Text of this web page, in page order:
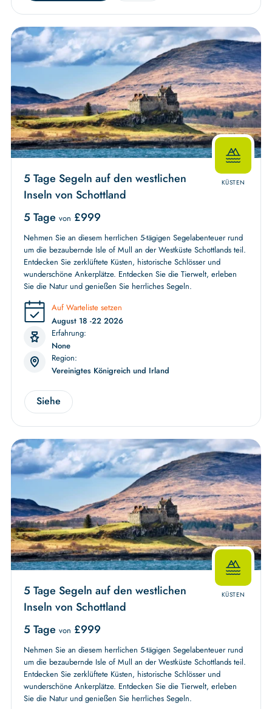
KÜSTEN
5 Tage Segeln auf den westlichen
Inseln von Schottland
5 Tage von £999
Nehmen Sie an diesem herrlichen 5-tägigen Segelabenteuer rund
um die bezaubernde Isle of Mull an der Westküste Schottlands teil.
Entdecken Sie zerklüftete Küsten, historische Schlösser und
wunderschöne Ankerplätze. Entdecken Sie die Tierwelt, erleben
Sie die Natur und genießen Sie herrliches Segeln.
Auf Warteliste setzen
August 18 -22 2026
Erfahrung:
None
Region:
Vereinigtes Königreich und Irland
Siehe
KÜSTEN
5 Tage Segeln auf den westlichen
Inseln von Schottland
5 Tage von £999
Nehmen Sie an diesem herrlichen 5-tägigen Segelabenteuer rund
um die bezaubernde Isle of Mull an der Westküste Schottlands teil.
Entdecken Sie zerklüftete Küsten, historische Schlösser und
wunderschöne Ankerplätze. Entdecken Sie die Tierwelt, erleben
Sie die Natur und genießen Sie herrliches Segeln.